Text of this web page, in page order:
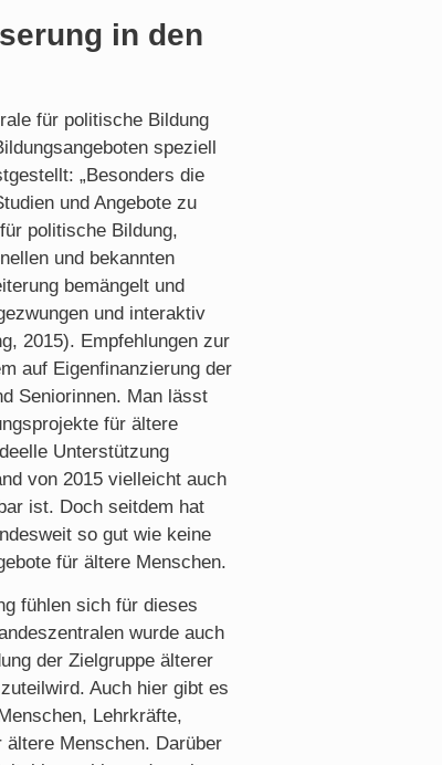
in den
für politische Bildung
speziell
„Besonders die
und Angebote zu
politische Bildung,
und bekannten
bemängelt und
und interaktiv
2015). Empfehlungen zur
auf Eigenfinanzierung der
Seniorinnen. Man lässt
für ältere
Unterstützung
von 2015 vielleicht auch
ist. Doch seitdem hat
so gut wie keine
für ältere Menschen.
fühlen sich für dieses
wurde auch
der Zielgruppe älterer
Auch hier gibt es
Lehrkräfte,
Menschen. Darüber